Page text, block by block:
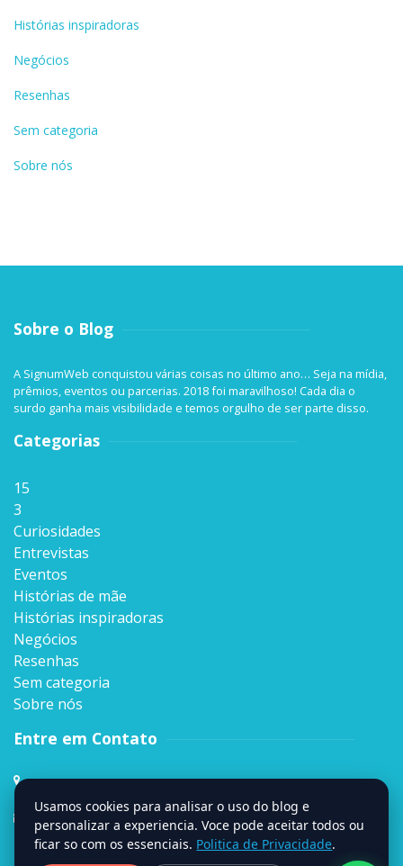
Histórias inspiradoras
Negócios
Resenhas
Sem categoria
Sobre nós
Sobre o Blog
A SignumWeb conquistou várias coisas no último ano… Seja na mídia,
prêmios, eventos ou parcerias. 2018 foi maravilhoso! Cada dia o
surdo ganha mais visibilidade e temos orgulho de ser parte disso.
Categorias
15
3
Curiosidades
Entrevistas
Eventos
Histórias de mãe
Histórias inspiradoras
Negócios
Resenhas
Sem categoria
Sobre nós
Entre em Contato
Rua Sen. Milton Campos, 35, Andar 4º,
Vila da Serra, Nova Lima, MG
contato@signumweb.com.br
Usamos cookies para analisar o uso do blog e
personalizar a experiencia. Voce pode aceitar todos ou
ficar so com os essenciais. Politica de Privacidade.